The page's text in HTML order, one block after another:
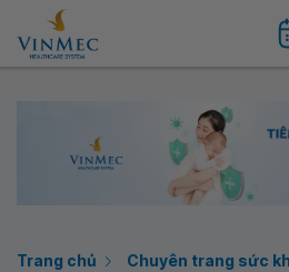
Trang chủ Chuyên trang sức